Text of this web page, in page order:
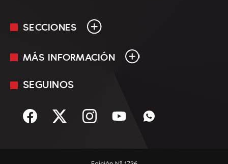
SECCIONES
En Vivo
Sociedad
MÁS INFORMACIÓN
Mediakit
Términos y condiciones
SEGUINOS